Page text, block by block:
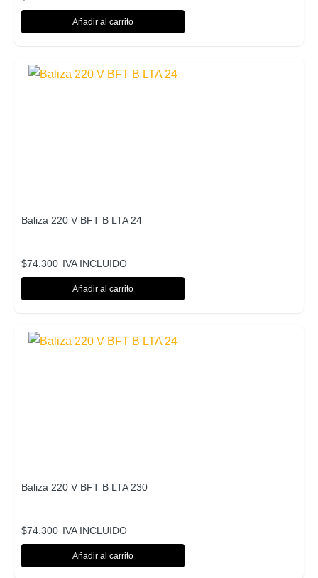
Añadir al carrito
Baliza 220 V BFT B LTA 24
$74.300 IVA INCLUIDO
Añadir al carrito
Baliza 220 V BFT B LTA 230
$74.300 IVA INCLUIDO
Añadir al carrito